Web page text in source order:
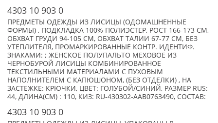
4303 10 903 0
ПРЕДМЕТЫ ОДЕЖДЫ ИЗ ЛИСИЦЫ (ОДОМАШНЕННЫЕ
ФОРМЫ) , ПОДКЛАДКА 100% ПОЛИЭСТЕР, РОСТ 166-173 СМ,
ОБХВАТ ГРУДИ 94-105 СМ, ОБХВАТ ТАЛИИ 67-77 СМ, БЕЗ
УТЕПЛИТЕЛЯ, ПРОМАРКИРОВАННЫЕ КОНТР. ИДЕНТИФ.
ЗНАКАМИ: ; ЖЕНСКОЕ ПОЛУПАЛЬТО МЕХОВОЕ ИЗ
ЧЕРНОБУРОЙ ЛИСИЦЫ КОМБИНИРОВАННОЕ
ТЕКСТИЛЬНЫМИ МАТЕРИАЛАМИ С ПУХОВЫМ
НАПОЛНИТЕЛЕМ С КАПЮШОНОМ, (БЕЗ ОТДЕЛКИ) , НА
ЗАСТЕЖКЕ: КРЮЧКИ, ЦВЕТ: ГОЛУБОЙ/СИНИЙ, РАЗМЕР RUS:
44, ДЛИНА(СМ) : 110, КИЗ: RU-430302-AAB0763490, СОСТАВ:
4303 10 903 0